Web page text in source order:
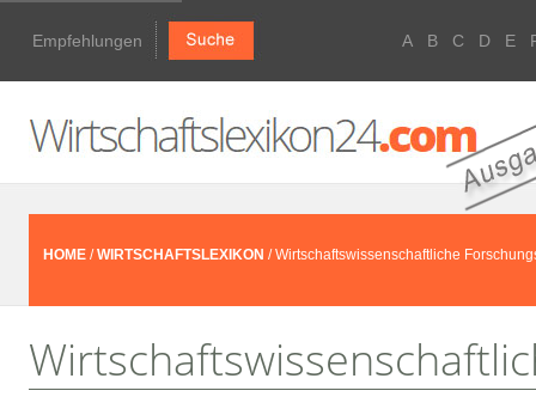
Empfehlungen A B C D E
HOME /WIRTSCHAFTSLEXIKON / Wirtschaftswissenschaftliche